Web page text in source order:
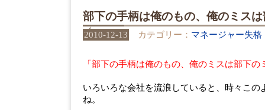
部下の手柄は俺のもの、俺のミス
2010-12-13 カテゴリー： マネージャー失格
「部下の手柄は俺のもの、俺のミスは部下の
いろいろな会社を流浪していると、時々この
ね。